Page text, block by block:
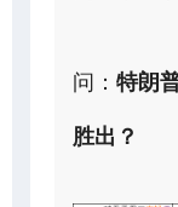
问： 特朗
胜出？